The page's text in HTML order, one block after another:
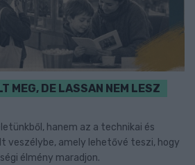
MEG, DE LASSAN NEM LESZ
hanem az a technikai és
veszélybe, amely lehetővé teszi, hogy
élmény maradjon.